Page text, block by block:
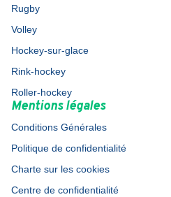
Rugby
Volley
Hockey-sur-glace
Rink-hockey
Roller-hockey
Mentions légales
Conditions Générales
Politique de confidentialité
Charte sur les cookies
Centre de confidentialité